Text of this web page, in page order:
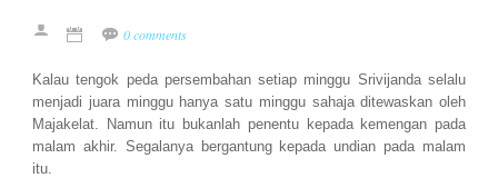
0 comments
Kalau tengok peda persembahan setiap minggu Srivijanda selalu
menjadi juara minggu hanya satu minggu sahaja ditewaskan oleh
Majakelat. Namun itu bukanlah penentu kepada kemengan pada
malam akhir. Segalanya bergantung kepada undian pada malam
itu.